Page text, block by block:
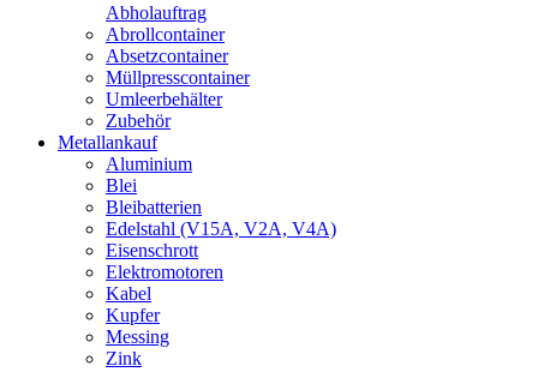
Abholauftrag
Abrollcontainer
Absetzcontainer
Müllpresscontainer
Umleerbehälter
Zubehör
Metallankauf
Aluminium
Blei
Bleibatterien
Edelstahl (V15A, V2A, V4A)
Eisenschrott
Elektromotoren
Kabel
Kupfer
Messing
Zink